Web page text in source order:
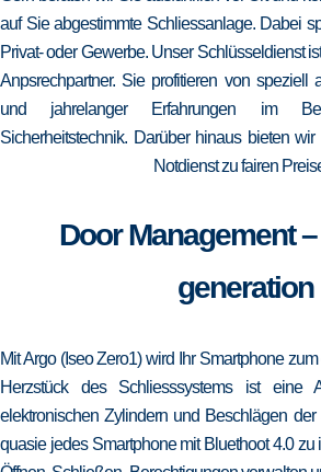
auf Sie abgestimmte Schliessanlage. Dabei
Privat- oder Gewerbe. Unser Schlüsseldienst
Anpsrechpartner. Sie profitieren von speziell
und jahrelanger Erfahrungen im
Sicherheitstechnik. Darüber hinaus bieten
Notdienst zu fairen
Door Management
generation
Mit Argo (Iseo Zero1) wird Ihr Smartphone
Herzstück des Schliesssystems ist eine
elektronischen Zylindern und Beschlägen
quasie jedes Smartphone mit Bluethoot 4.0 zu